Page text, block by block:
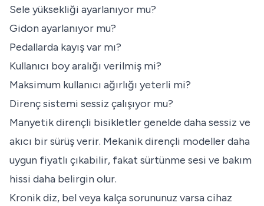
Sele yüksekliği ayarlanıyor mu?
Gidon ayarlanıyor mu?
Pedallarda kayış var mı?
Kullanıcı boy aralığı verilmiş mi?
Maksimum kullanıcı ağırlığı yeterli mi?
Direnç sistemi sessiz çalışıyor mu?
Manyetik dirençli bisikletler genelde daha sessiz ve
akıcı bir sürüş verir. Mekanik dirençli modeller daha
uygun fiyatlı çıkabilir, fakat sürtünme sesi ve bakım
hissi daha belirgin olur.
Kronik diz, bel veya kalça sorununuz varsa cihaz